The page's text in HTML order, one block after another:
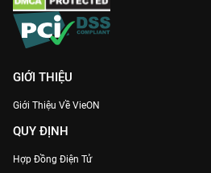
GIỚI THIỆU
Giới Thiệu Về VieON
QUY ĐỊNH
Hợp Đồng Điện Tử